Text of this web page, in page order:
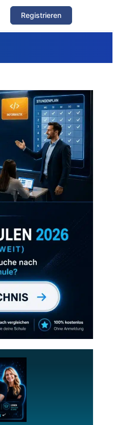
Registrieren
auch
gefallen!